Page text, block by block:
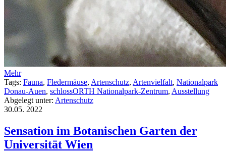
Mehr
Tags: Fauna, Fledermäuse, Artenschutz, Artenvielfalt, Nationalpark
Donau-Auen, schlossORTH Nationalpark-Zentrum, Ausstellung
Abgelegt unter: Artenschutz
30.05. 2022
Sensation im Botanischen Garten der
Universität Wien